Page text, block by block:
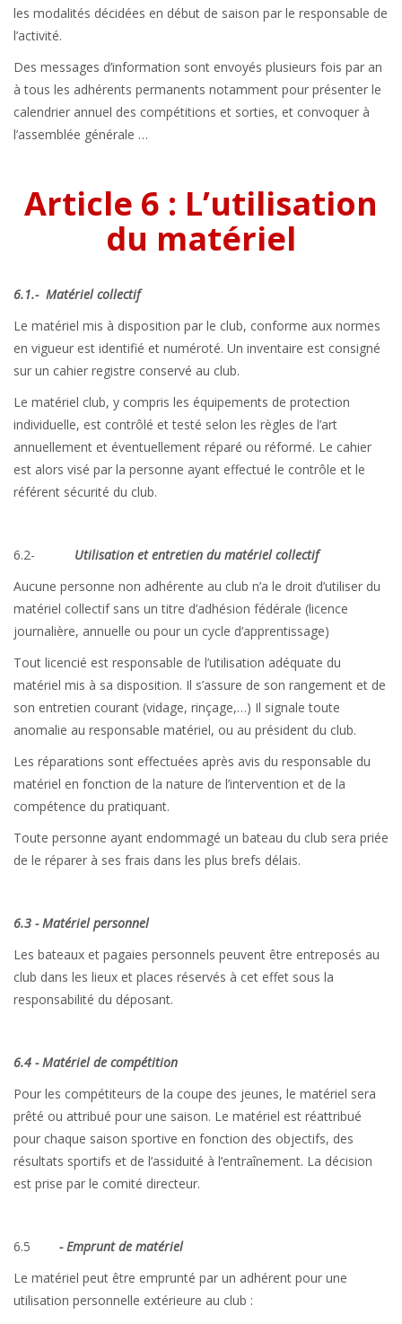
les modalités décidées en début de saison par le responsable de
l’activité.
Des messages d’information sont envoyés plusieurs fois par an
à tous les adhérents permanents notamment pour présenter le
calendrier annuel des compétitions et sorties, et convoquer à
l’assemblée générale …
Article 6 : L’utilisation
du matériel
6.1.- Matériel collectif
Le matériel mis à disposition par le club, conforme aux normes
en vigueur est identifié et numéroté. Un inventaire est consigné
sur un cahier registre conservé au club.
Le matériel club, y compris les équipements de protection
individuelle, est contrôlé et testé selon les règles de l’art
annuellement et éventuellement réparé ou réformé. Le cahier
est alors visé par la personne ayant effectué le contrôle et le
référent sécurité du club.
6.2- Utilisation et entretien du matériel collectif
Aucune personne non adhérente au club n’a le droit d’utiliser du
matériel collectif sans un titre d’adhésion fédérale (licence
journalière, annuelle ou pour un cycle d’apprentissage)
Tout licencié est responsable de l’utilisation adéquate du
matériel mis à sa disposition. Il s’assure de son rangement et de
son entretien courant (vidage, rinçage,…) Il signale toute
anomalie au responsable matériel, ou au président du club.
Les réparations sont effectuées après avis du responsable du
matériel en fonction de la nature de l’intervention et de la
compétence du pratiquant.
Toute personne ayant endommagé un bateau du club sera priée
de le réparer à ses frais dans les plus brefs délais.
6.3 - Matériel personnel
Les bateaux et pagaies personnels peuvent être entreposés au
club dans les lieux et places réservés à cet effet sous la
responsabilité du déposant.
6.4 - Matériel de compétition
Pour les compétiteurs de la coupe des jeunes, le matériel sera
prêté ou attribué pour une saison. Le matériel est réattribué
pour chaque saison sportive en fonction des objectifs, des
résultats sportifs et de l’assiduité à l’entraînement. La décision
est prise par le comité directeur.
6.5 - Emprunt de matériel
Le matériel peut être emprunté par un adhérent pour une
utilisation personnelle extérieure au club :